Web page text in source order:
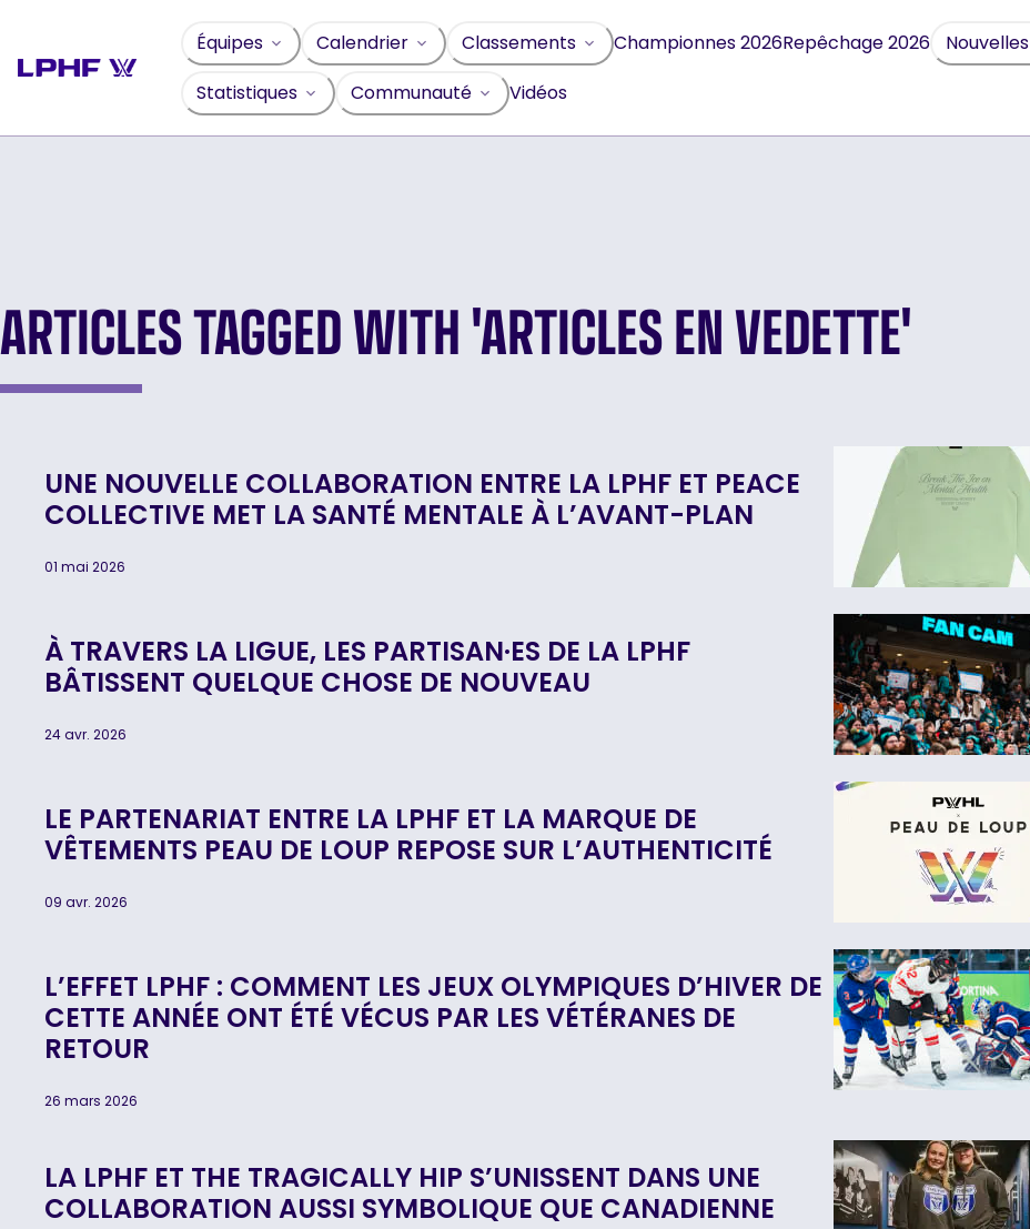
contenu
Équipes Calendrier Classements Championnes 2026Repêchage 2026
Nouvelles
Statistiques
Communauté Vidéos
ARTICLES TAGGED WITH 'ARTICLES EN VEDETTE'
UNE NOUVELLE COLLABORATION ENTRE LA LPHF ET PEACE
COLLECTIVE MET LA SANTÉ MENTALE À L’AVANT-PLAN
01 mai 2026
À TRAVERS LA LIGUE, LES PARTISAN·ES DE LA LPHF
BÂTISSENT QUELQUE CHOSE DE NOUVEAU
24 avr. 2026
LE PARTENARIAT ENTRE LA LPHF ET LA MARQUE DE
VÊTEMENTS PEAU DE LOUP REPOSE SUR L’AUTHENTICITÉ
09 avr. 2026
L’EFFET LPHF : COMMENT LES JEUX OLYMPIQUES D’HIVER DE
CETTE ANNÉE ONT ÉTÉ VÉCUS PAR LES VÉTÉRANES DE
RETOUR
26 mars 2026
LA LPHF ET THE TRAGICALLY HIP S’UNISSENT DANS UNE
COLLABORATION AUSSI SYMBOLIQUE QUE CANADIENNE